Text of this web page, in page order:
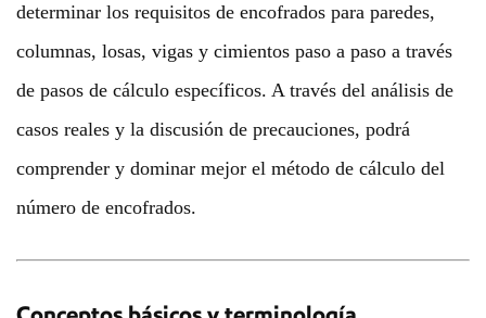
determinar los requisitos de encofrados para paredes,
columnas, losas, vigas y cimientos paso a paso a través
de pasos de cálculo específicos. A través del análisis de
casos reales y la discusión de precauciones, podrá
comprender y dominar mejor el método de cálculo del
número de encofrados.